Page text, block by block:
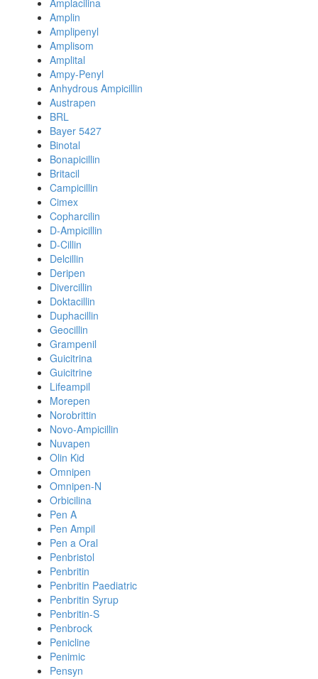
Amplacilina
Amplin
Amplipenyl
Amplisom
Amplital
Ampy-Penyl
Anhydrous Ampicillin
Austrapen
BRL
Bayer 5427
Binotal
Bonapicillin
Britacil
Campicillin
Cimex
Copharcilin
D-Ampicillin
D-Cillin
Delcillin
Deripen
Divercillin
Doktacillin
Duphacillin
Geocillin
Grampenil
Guicitrina
Guicitrine
Lifeampil
Morepen
Norobrittin
Novo-Ampicillin
Nuvapen
Olin Kid
Omnipen
Omnipen-N
Orbicilina
Pen A
Pen Ampil
Pen a Oral
Penbristol
Penbritin
Penbritin Paediatric
Penbritin Syrup
Penbritin-S
Penbrock
Penicline
Penimic
Pensyn